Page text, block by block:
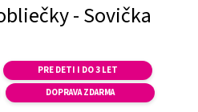
- Sovička
PRE DETI I DO 3 LET
DOPRAVA ZDARMA